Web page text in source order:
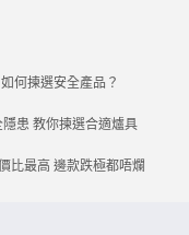
何揀選安全產品？
隱患 教你揀選合適爐具
比最高 邊款跌極都唔爛